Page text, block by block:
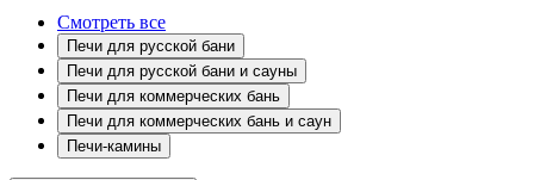
Смотреть все
Печи для русской бани
Печи для русской бани и сауны
Печи для коммерческих бань
Печи для коммерческих бань и саун
Печи-камины